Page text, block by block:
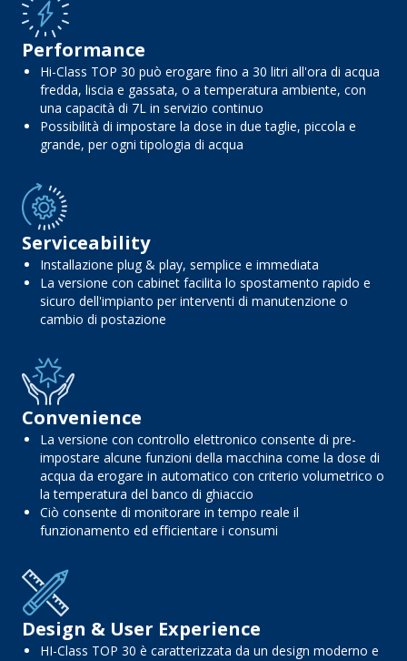
Performance
Hi-Class TOP 30 può erogare fino a 30 litri all'ora di acqua
fredda, liscia e gassata, o a temperatura ambiente, con
una capacità di 7L in servizio continuo
Possibilità di impostare la dose in due taglie, piccola e
grande, per ogni tipologia di acqua
Serviceability
Installazione plug & play, semplice e immediata
La versione con cabinet facilita lo spostamento rapido e
sicuro dell'impianto per interventi di manutenzione o
cambio di postazione
Convenience
La versione con controllo elettronico consente di pre-
impostare alcune funzioni della macchina come la dose di
acqua da erogare in automatico con criterio volumetrico o
la temperatura del banco di ghiaccio
Ciò consente di monitorare in tempo reale il
funzionamento ed efficientare i consumi
Design & User Experience
HI-Class TOP 30 è caratterizzata da un design moderno e